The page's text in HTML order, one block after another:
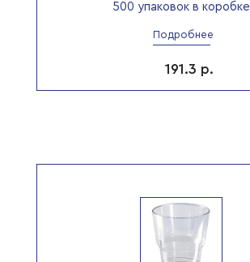
500 упаковок в коробке
Подробнее
191.3 р.